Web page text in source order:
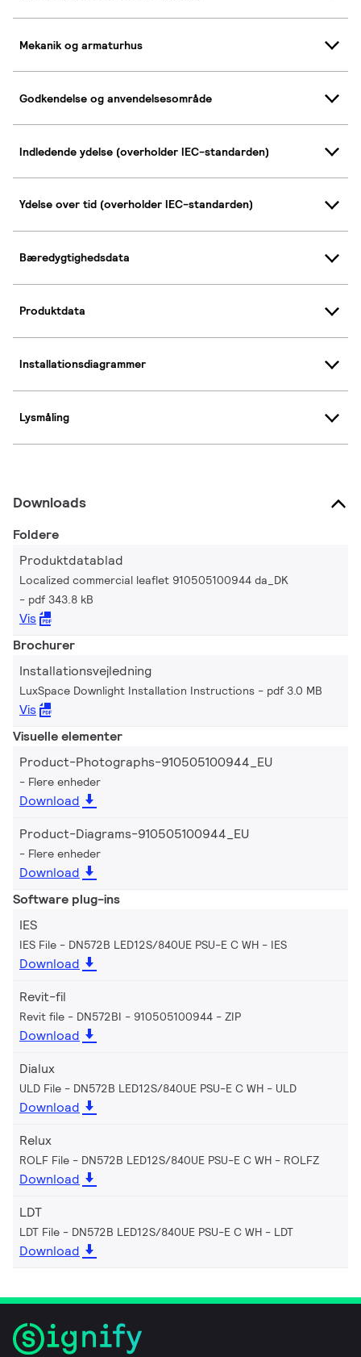
Mekanik og armaturhus
Godkendelse og anvendelsesområde
Indledende ydelse (overholder IEC-standarden)
Ydelse over tid (overholder IEC-standarden)
Bæredygtighedsdata
Produktdata
Installationsdiagrammer
Lysmåling
Downloads
Foldere
Produktdatablad
Localized commercial leaflet 910505100944 da_DK
pdf 343.8 kB
Vis
Brochurer
Installationsvejledning
LuxSpace Downlight Installation Instructions pdf 3.0 MB
Vis
Visuelle elementer
Product-Photographs-910505100944_EU
Flere enheder
Download
Product-Diagrams-910505100944_EU
Flere enheder
Download
Software plug-ins
IES
IES File - DN572B LED12S/840UE PSU-E C WH IES
Download
Revit-fil
Revit file - DN572BI - 910505100944 ZIP
Download
Dialux
ULD File - DN572B LED12S/840UE PSU-E C WH ULD
Download
Relux
ROLF File - DN572B LED12S/840UE PSU-E C WH ROLFZ
Download
LDT
LDT File - DN572B LED12S/840UE PSU-E C WH LDT
Download